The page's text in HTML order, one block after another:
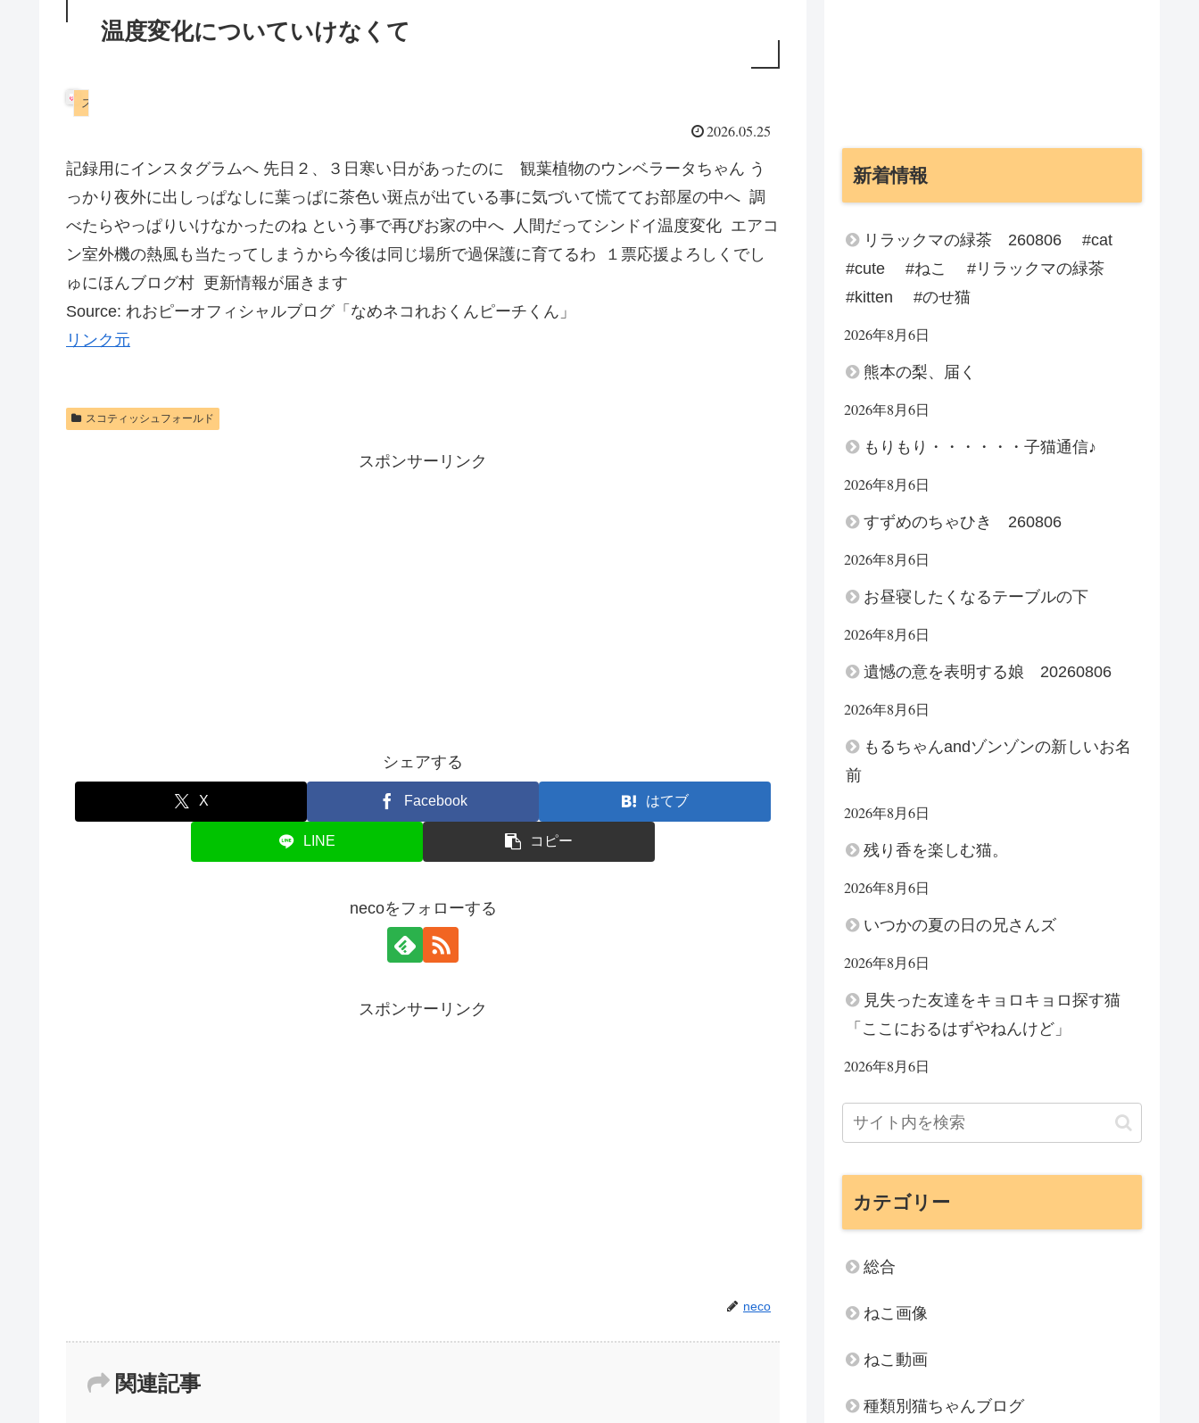
温度変化についていけなくて
スコティッシュフォールド
2026.05.25
記録用にインスタグラムへ 先日２、３日寒い日があったのに 観葉植物のウンベラータちゃん う
っかり夜外に出しっぱなしに葉っぱに茶色い斑点が出ている事に気づいて慌ててお部屋の中へ 調
べたらやっぱりいけなかったのね という事で再びお家の中へ 人間だってシンドイ温度変化 エアコ
ン室外機の熱風も当たってしまうから今後は同じ場所で過保護に育てるわ １票応援よろしくでし
ゅにほんブログ村 更新情報が届きます
Source: れおピーオフィシャルブログ「なめネコれおくんピーチくん」
リンク元
スコティッシュフォールド
スポンサーリンク
シェアする
X Facebook はてブ
LINE コピー
necoをフォローする
スポンサーリンク
neco
関連記事
新着情報
リラックマの緑茶 260806 #cat
#cute #ねこ #リラックマの緑茶
#kitten #のせ猫
2026年8月6日
熊本の梨、届く
2026年8月6日
もりもり・・・・・・子猫通信♪
2026年8月6日
すずめのちゃひき 260806
2026年8月6日
お昼寝したくなるテーブルの下
2026年8月6日
遺憾の意を表明する娘 20260806
2026年8月6日
もるちゃんandゾンゾンの新しいお名
前
2026年8月6日
残り香を楽しむ猫。
2026年8月6日
いつかの夏の日の兄さんズ
2026年8月6日
見失った友達をキョロキョロ探す猫
「ここにおるはずやねんけど」
2026年8月6日
カテゴリー
総合
ねこ画像
ねこ動画
種類別猫ちゃんブログ